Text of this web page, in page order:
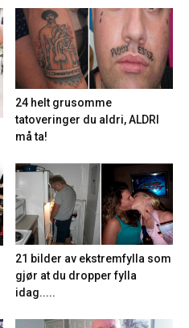
24 helt grusomme
tatoveringer du aldri, ALDRI
må ta!
21 bilder av ekstremfylla som
gjør at du dropper fylla
idag.....